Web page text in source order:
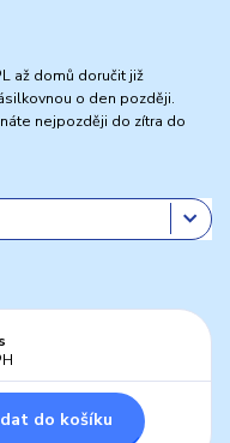
až domů doručit již
o den později.
nejpozději do zítra do
do košíku